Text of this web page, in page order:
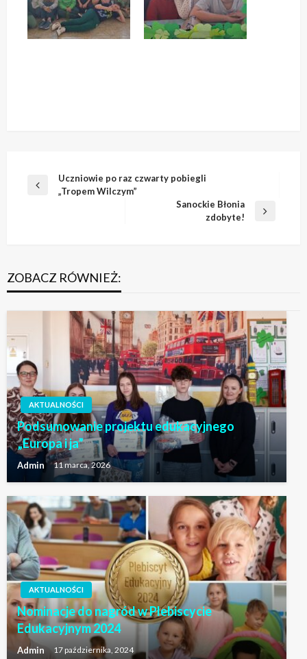
Nawigacja
wpisu
Poprzedni
Uczniowie po raz czwarty pobiegli
„Tropem Wilczym”
Sanockie Błonia
zdobyte!
ZOBACZ RÓWNIEŻ:
AKTUALNOŚCI
Podsumowanie projektu edukacyjnego
„Europa i ja”
Admin 11 marca, 2026
AKTUALNOŚCI
Nominacje do nagród w Plebiscycie
Edukacyjnym 2024
Admin 17 października, 2024